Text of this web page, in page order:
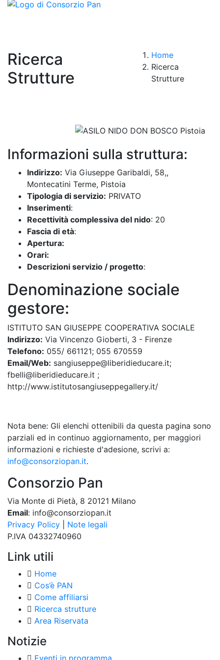
Ricerca
Strutture
Home
Ricerca
Strutture
Informazioni sulla struttura:
Indirizzo: Via Giuseppe Garibaldi, 58,,
Montecatini Terme, Pistoia
Tipologia di servizio: PRIVATO
Inserimenti:
Recettività complessiva del nido: 20
Fascia di età:
Apertura:
Orari:
Descrizioni servizio / progetto:
Denominazione sociale
gestore:
ISTITUTO SAN GIUSEPPE COOPERATIVA SOCIALE
Indirizzo: Via Vincenzo Gioberti, 3 - Firenze
Telefono: 055/ 661121; 055 670559
Email/Web: sangiuseppe@liberidieducare.it;
fbelli@liberidieducare.it ;
http://www.istitutosangiuseppegallery.it/
Nota bene: Gli elenchi ottenibili da questa pagina sono
parziali ed in continuo aggiornamento, per maggiori
informazioni e richieste d'adesione, scrivi a:
info@consorziopan.it.
Consorzio Pan
Via Monte di Pietà, 8 20121 Milano
Email: info@consorziopan.it
Privacy Policy
Note legali
P.IVA 04332740960
Link utili
Home
Cos’è PAN
Come affiliarsi
Ricerca strutture
Area Riservata
Notizie
Eventi in programma